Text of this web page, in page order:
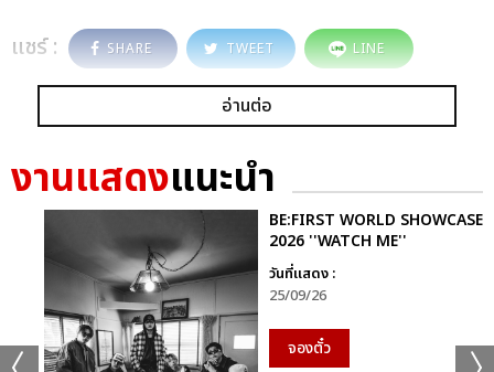
แชร์ : SHARE TWEET LINE
อ่านต่อ
งานแสดงแนะนำ
BE:FIRST WORLD SHOWCASE
2026 ''WATCH ME''
วันที่แสดง :
25/09/26
จองตั๋ว